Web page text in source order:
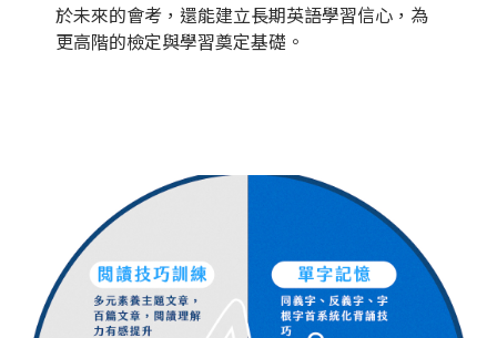
於未來的會考，還能建立長期英語學習信心，為
更高階的檢定與學習奠定基礎。